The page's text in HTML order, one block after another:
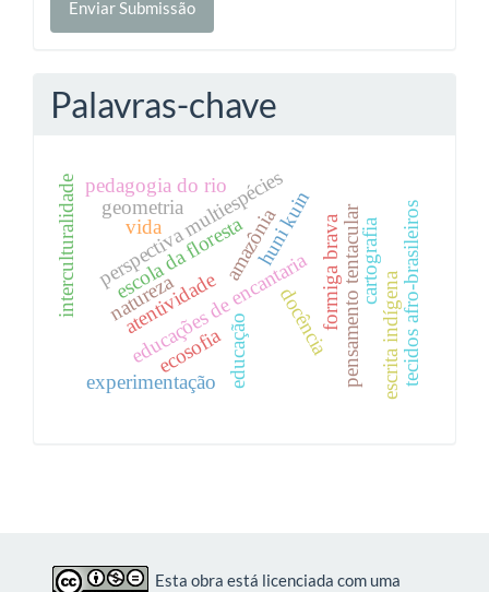
Submissão
Enviar Submissão
Palavras-chave
formiga brava
amazônia
educações de encantaria
educação
perspectiva multiespécies pensamento tentacular
docência
vida
pedagogia do rio
ecosofia
cartografia
escrita indígena
huni kuin
atentividade
escola da floresta
natureza
experimentação
interculturalidade geometria tecidos afro-brasileiros
Esta obra está licenciada com uma